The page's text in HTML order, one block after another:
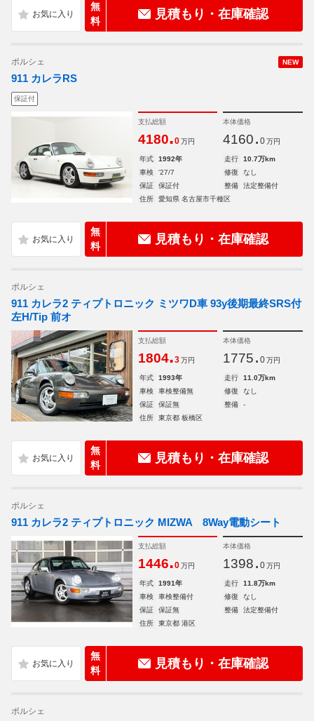
無
料
見積もり・在庫確認
NEW
ポルシェ
911 カレラRS
保証付
支払総額
4180.0 万円
本体価格
4160. 0 万円
年式 1992年 走行
10.7万km
車検
'27/7 修復
なし
保証
保証付 整備
法定整備付
住所
愛知県 名古屋市千種区
無
料
見積もり・在庫確認
ポルシェ
911 カレラ2 ティプトロニック ミツワD車 93y後期最終SRS付
左H/Tip 前オ
支払総額
1804.3 万円
本体価格
1775. 0 万円
年式 1993年 走行
11.0万km
車検
車検整備無 修復
なし
保証
保証無 整備
-
住所
東京都 板橋区
無
料
見積もり・在庫確認
ポルシェ
911 カレラ2 ティプトロニック MIZWA 8Way電動シート
支払総額
1446.0 万円
本体価格
1398. 0 万円
年式 1991年 走行
11.8万km
車検
車検整備付 修復
なし
保証
保証無 整備
法定整備付
住所
東京都 港区
無
料
見積もり・在庫確認
ポルシェ